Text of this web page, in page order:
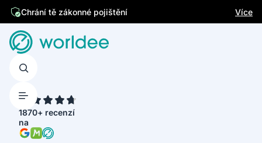
Chrání tě zákonné pojištění
Více
1870+ recenzí
na